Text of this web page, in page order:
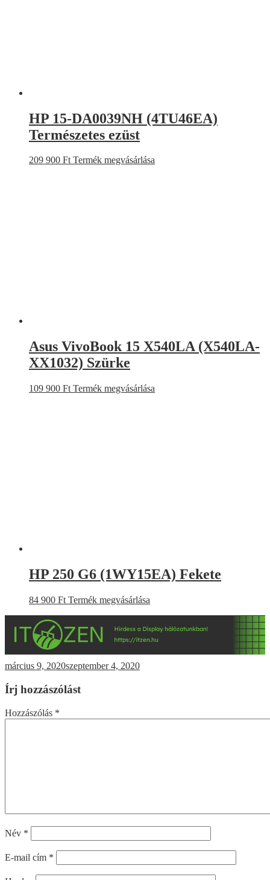
HP 15-DA0039NH (4TU46EA)
Természetes ezüst
209 900 Ft Termék megvásárlása
Asus VivoBook 15 X540LA (X540LA-
XX1032) Szürke
109 900 Ft Termék megvásárlása
HP 250 G6 (1WY15EA) Fekete
84 900 Ft Termék megvásárlása
március 9, 2020szeptember 4, 2020
Írj hozzászólást
Hozzászólás *
Név *
E-mail cím *